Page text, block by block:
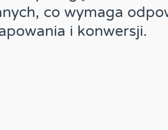
co wymaga
i konwersji.